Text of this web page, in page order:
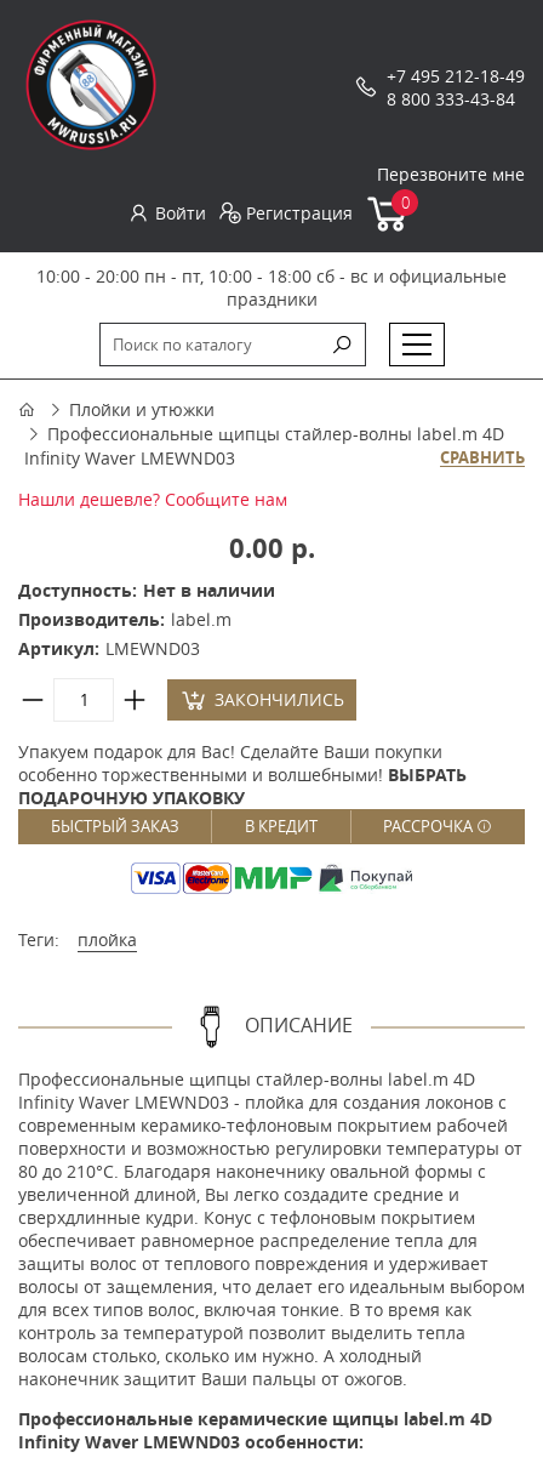
+7 495 212-18-49
8 800 333-43-84
Перезвоните мне
Войти
Регистрация 0
10:00 - 20:00 пн - пт, 10:00 - 18:00 сб - вс и официальные
праздники
Плойки и утюжки
Профессиональные щипцы стайлер-волны label.m 4D
Infinity Waver LMEWND03
СРАВНИТЬ
Нашли дешевле? Сообщите нам
0.00 р.
Доступность: Нет в наличии
Производитель: label.m
Артикул: LMEWND03
ЗАКОНЧИЛИСЬ
Упакуем подарок для Вас! Сделайте Ваши покупки
особенно торжественными и волшебными! ВЫБРАТЬ
ПОДАРОЧНУЮ УПАКОВКУ
БЫСТРЫЙ ЗАКАЗ В КРЕДИТ РАССРОЧКА
Теги: плойка
ОПИСАНИЕ
Профессиональные щипцы стайлер-волны label.m 4D
Infinity Waver LMEWND03 - плойка для создания локонов с
современным керамико-тефлоновым покрытием рабочей
поверхности и возможностью регулировки температуры от
80 до 210°C. Благодаря наконечнику овальной формы с
увеличенной длиной, Вы легко создадите средние и
сверхдлинные кудри. Конус с тефлоновым покрытием
обеспечивает равномерное распределение тепла для
защиты волос от теплового повреждения и удерживает
волосы от защемления, что делает его идеальным выбором
для всех типов волос, включая тонкие. В то время как
контроль за температурой позволит выделить тепла
волосам столько, сколько им нужно. А холодный
наконечник защитит Ваши пальцы от ожогов.
Профессиональные керамические щипцы label.m 4D
Infinity Waver LMEWND03 особенности: